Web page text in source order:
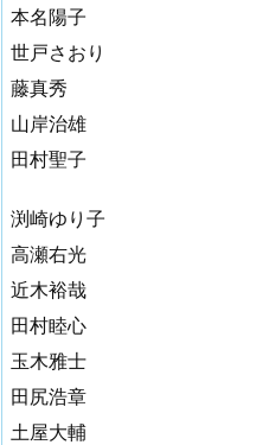
本名陽子
世戸さおり
藤真秀
山岸治雄
田村聖子
渕崎ゆり子
高瀬右光
近木裕哉
田村睦心
玉木雅士
田尻浩章
土屋大輔